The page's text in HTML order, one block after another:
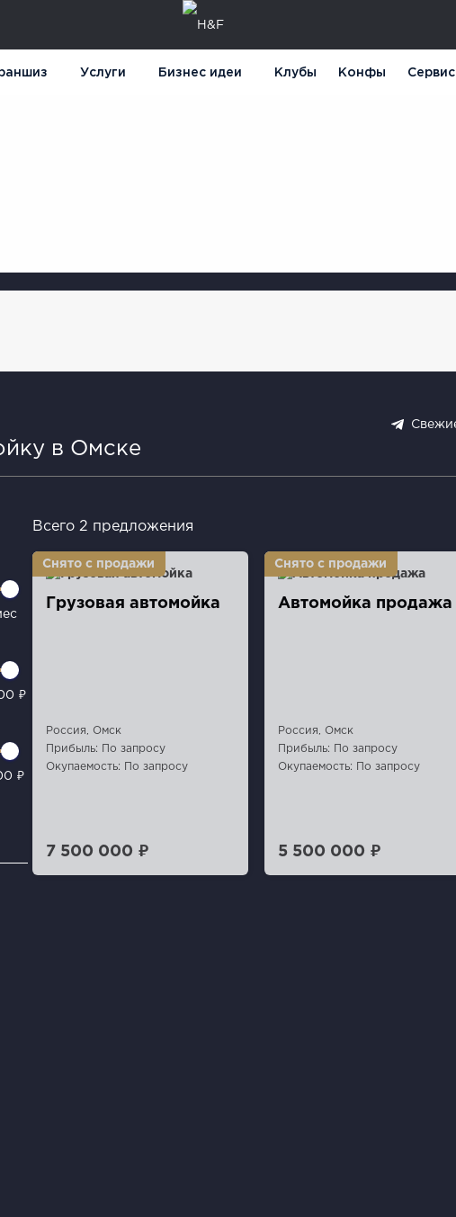
Услуги Бизнес идеи Клубы Конфы
в Омске
₽
₽
Всего 2 предложения
Грузовая автомойка
Россия, Омск
Прибыль: По запросу
Окупаемость: По запросу
7 500 000 ₽
Автомойка продажа
Россия, Омск
Прибыль: По запросу
Окупаемость: По запросу
5 500 000 ₽